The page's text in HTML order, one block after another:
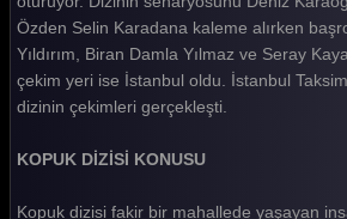
Özden Selin Karadana kaleme alırken
Yıldırım, Biran Damla Yılmaz ve Seray
çekim yeri ise İstanbul oldu. İstanbul
dizinin çekimleri gerçekleşti.
KOPUK DİZİSİ KONUSU
Kopuk dizisi fakir bir mahallede yaşayan